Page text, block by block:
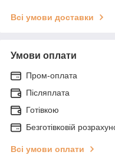
Всі умови доставки
Умови оплати
Пром-оплата
Післяплата
Готівкою
Безготівковій
Всі умови оплати